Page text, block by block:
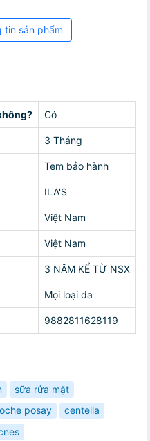
tin sản phẩm
Có
3 Tháng
Tem bảo hành
ILA'S
Việt Nam
Việt Nam
3 NĂM KỂ TỪ NSX
Mọi loại da
9882811628119
sữa rửa mặt
posay
centella